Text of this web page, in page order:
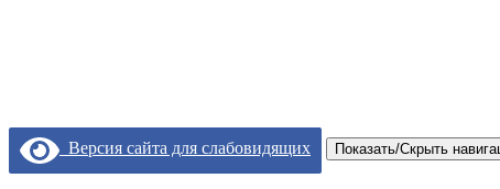
Версия сайта для слабовидящих Показать/Скрыть